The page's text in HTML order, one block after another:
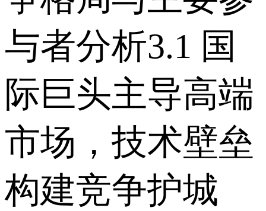
与者分析 3.1 国
际巨头主导高端
市场，技术壁垒
构建竞争护城